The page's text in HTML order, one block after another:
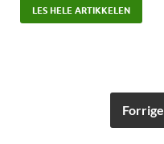
LES HELE ARTIKKELEN
Forrige